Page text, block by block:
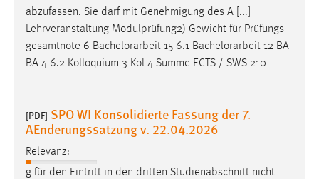
abzufassen. Sie darf mit Genehmigung des A [...]
Lehrveranstaltung Modulprüfung2) Gewicht für Prüfungs-
gesamtnote 6 Bachelorarbeit 15 6.1 Bachelorarbeit 12 BA
BA 4 6.2 Kolloquium 3 Kol 4 Summe ECTS / SWS 210
[PDF] SPO WI Konsolidierte Fassung der 7.
AEnderungssatzung v. 22.04.2026
Relevanz:
g für den Eintritt in den dritten Studienabschnitt nicht